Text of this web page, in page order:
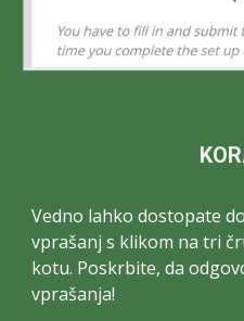
Vedno lahko dostopate
vprašanj s klikom na tri
kotu. Poskrbite, da
vprašanja!